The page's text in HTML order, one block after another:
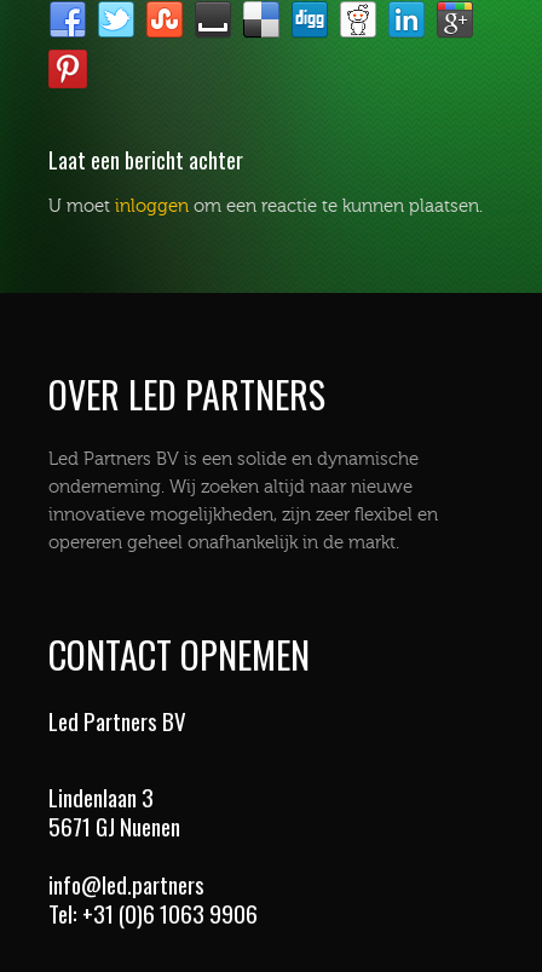
Laat een bericht achter
U moet inloggen om een reactie te kunnen plaatsen.
OVER LED PARTNERS
Led Partners BV is een solide en dynamische
onderneming. Wij zoeken altijd naar nieuwe
innovatieve mogelijkheden, zijn zeer flexibel en
opereren geheel onafhankelijk in de markt.
CONTACT OPNEMEN
Led Partners BV
Lindenlaan 3
5671 GJ Nuenen
info@led.partners
Tel: +31 (0)6 1063 9906